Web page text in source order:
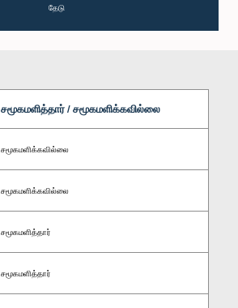
தேடு
சமூகமளித்தார் / சமூகமளிக்கவில்லை
சமூகமளிக்கவில்லை
சமூகமளிக்கவில்லை
சமூகமளித்தார்
சமூகமளித்தார்